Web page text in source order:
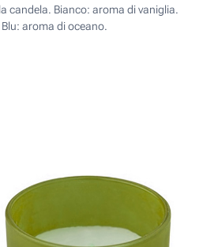
candela. Bianco: aroma di vaniglia.
aroma di oceano.